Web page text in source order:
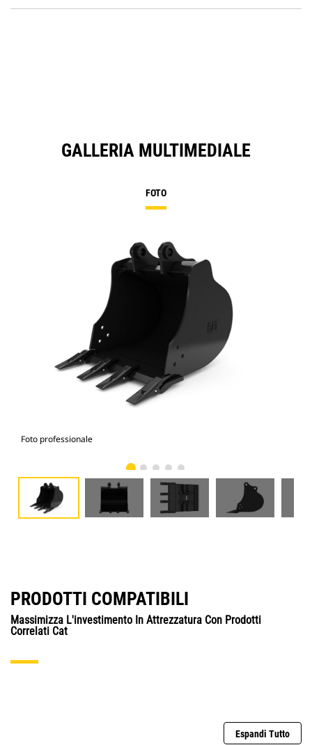
GALLERIA MULTIMEDIALE
FOTO
Foto professionale
PRODOTTI COMPATIBILI
Massimizza L'investimento In Attrezzatura Con Prodotti
Correlati Cat
Espandi Tutto